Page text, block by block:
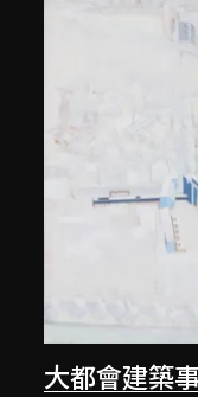
大都會建築